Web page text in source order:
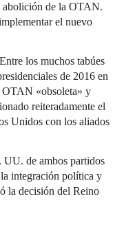
abolición de la OTAN.
el nuevo
los muchos tabúes
de 2016 en
«obsoleta» y
reiteradamente el
Unidos con los aliados
UU. de ambos partidos
integración política y
la decisión del Reino